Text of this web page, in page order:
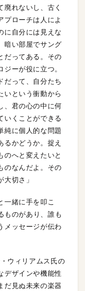
廃れないし、古く
プローチは人によ
に自分には見えな
暗い部屋でサング
だってある。その
ーが役に立つ。
だって、自分たち
いという衝動から
、君の心の中に何
いくことができる
純に個人的な問題
るかどうか。捉え
のへと変えたいと
のなんだよ。その
切さ」
一緒に手を叩こ
ものがあり、誰も
メッセージが伝わ
ウィリアムス氏の
デザインや機能性
だ見ぬ未来の楽器